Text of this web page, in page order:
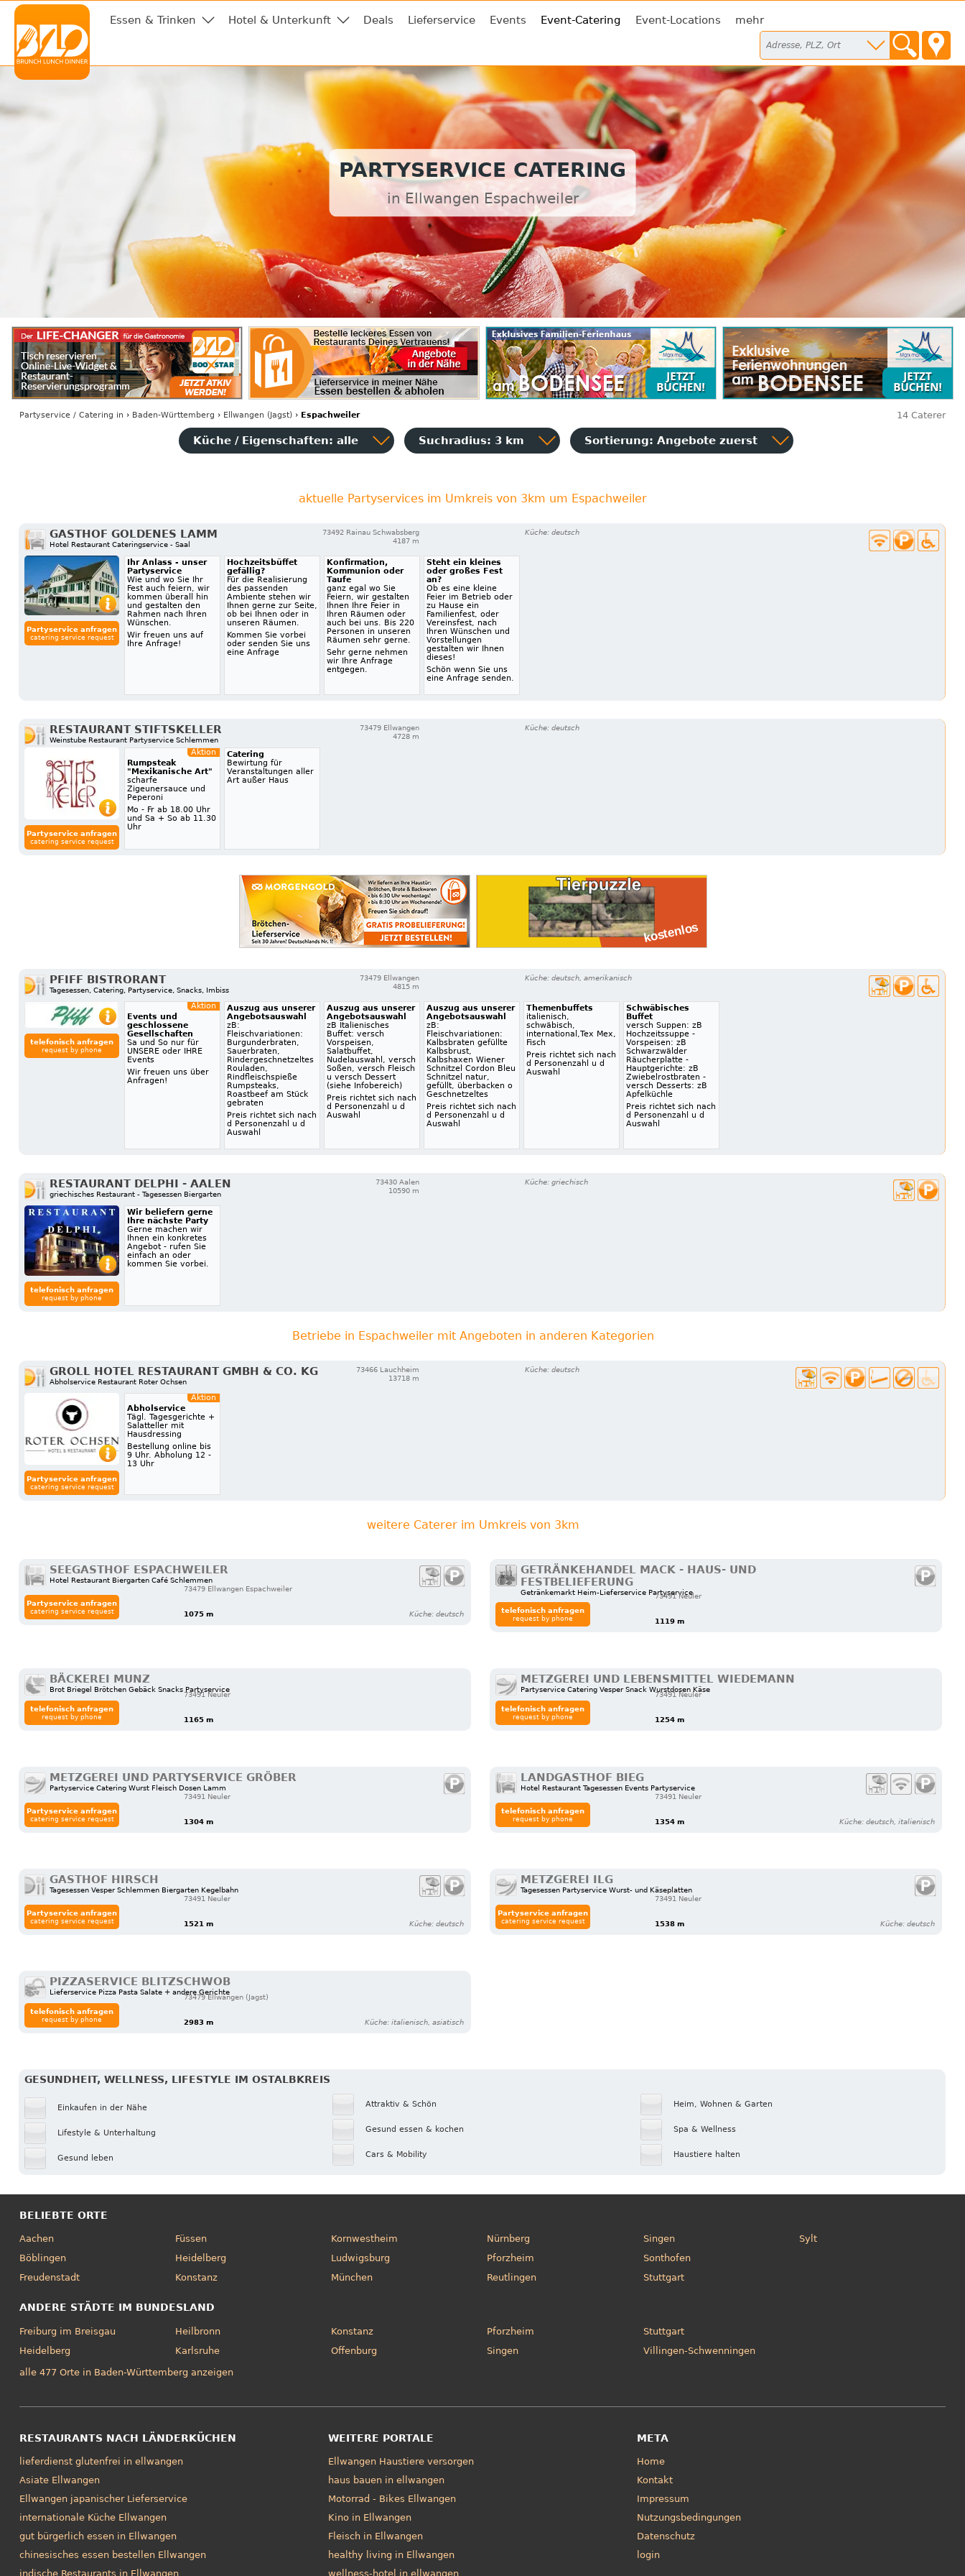
Essen & Trinken Hotel & Unterkunft Deals Lieferservice Events Event-Catering Event-Locations mehr
PARTYSERVICE CATERING
in Ellwangen Espachweiler
Partyservice / Catering in › Baden-Württemberg › Ellwangen (Jagst)› Espachweiler 14 Caterer
Küche / Eigenschaften: alle Suchradius: 3 km Sortierung: Angebote zuerst
aktuelle Partyservices im Umkreis von 3km um Espachweiler
GASTHOF GOLDENES LAMM
Hotel Restaurant Cateringservice - Saal
73492 Rainau Schwabsberg
4187 m
Küche: deutsch
Partyservice anfragen
catering service request
Ihr Anlass - unser
Partyservice
Wie und wo Sie Ihr
Fest auch feiern, wir
kommen überall hin
und gestalten den
Rahmen nach Ihren
Wünschen.
Wir freuen uns auf
Ihre Anfrage!
Hochzeitsbüffet
gefällig?
Für die Realisierung
des passenden
Ambiente stehen wir
Ihnen gerne zur Seite,
ob bei Ihnen oder in
unseren Räumen.
Kommen Sie vorbei
oder senden Sie uns
eine Anfrage
Konfirmation,
Kommunion oder
Taufe
ganz egal wo Sie
Feiern, wir gestalten
Ihnen Ihre Feier in
Ihren Räumen oder
auch bei uns. Bis 220
Personen in unseren
Räumen sehr gerne.
Sehr gerne nehmen
wir Ihre Anfrage
entgegen.
Steht ein kleines
oder großes Fest
an?
Ob es eine kleine
Feier im Betrieb oder
zu Hause ein
Familienfest, oder
Vereinsfest, nach
Ihren Wünschen und
Vorstellungen
gestalten wir Ihnen
dieses!
Schön wenn Sie uns
eine Anfrage senden.
RESTAURANT STIFTSKELLER
Weinstube Restaurant Partyservice Schlemmen
73479 Ellwangen
4728 m
Küche: deutsch
Partyservice anfragen
catering service request
Aktion
Rumpsteak
"Mexikanische Art"
scharfe
Zigeunersauce und
Peperoni
Mo - Fr ab 18.00 Uhr
und Sa + So ab 11.30
Uhr
Catering
Bewirtung für
Veranstaltungen aller
Art außer Haus
PFIFF BISTRORANT
Tagesessen, Catering, Partyservice, Snacks, Imbiss
73479 Ellwangen
4815 m
Küche: deutsch, amerikanisch
telefonisch anfragen
request by phone
Aktion
Events und
geschlossene
Gesellschaften
Sa und So nur für
UNSERE oder IHRE
Events
Wir freuen uns über
Anfragen!
Auszug aus unserer
Angebotsauswahl
zB:
Fleischvariationen:
Burgunderbraten,
Sauerbraten,
Rindergeschnetzeltes
Rouladen,
Rindfleischspieße
Rumpsteaks,
Roastbeef am Stück
gebraten
Preis richtet sich nach
d Personenzahl u d
Auswahl
Auszug aus unserer
Angebotsauswahl
zB Italienisches
Buffet: versch
Vorspeisen,
Salatbuffet,
Nudelauswahl, versch
Soßen, versch Fleisch
u versch Dessert
(siehe Infobereich)
Preis richtet sich nach
d Personenzahl u d
Auswahl
Auszug aus unserer
Angebotsauswahl
zB:
Fleischvariationen:
Kalbsbraten gefüllte
Kalbsbrust,
Kalbshaxen Wiener
Schnitzel Cordon Bleu
Schnitzel natur,
gefüllt, überbacken o
Geschnetzeltes
Preis richtet sich nach
d Personenzahl u d
Auswahl
Themenbuffets
italienisch,
schwäbisch,
international,Tex Mex,
Fisch
Preis richtet sich nach
d Personenzahl u d
Auswahl
Schwäbisches
Buffet
versch Suppen: zB
Hochzeitssuppe -
Vorspeisen: zB
Schwarzwälder
Räucherplatte -
Hauptgerichte: zB
Zwiebelrostbraten -
versch Desserts: zB
Apfelküchle
Preis richtet sich nach
d Personenzahl u d
Auswahl
RESTAURANT DELPHI - AALEN
griechisches Restaurant - Tagesessen Biergarten
73430 Aalen
10590 m
Küche: griechisch
telefonisch anfragen
request by phone
Wir beliefern gerne
Ihre nächste Party
Gerne machen wir
Ihnen ein konkretes
Angebot - rufen Sie
einfach an oder
kommen Sie vorbei.
Betriebe in Espachweiler mit Angeboten in anderen Kategorien
GROLL HOTEL RESTAURANT GMBH & CO. KG
Abholservice Restaurant Roter Ochsen
73466 Lauchheim
13718 m
Küche: deutsch
Partyservice anfragen
catering service request
Aktion
Abholservice
Tägl. Tagesgerichte +
Salatteller mit
Hausdressing
Bestellung online bis
9 Uhr. Abholung 12 -
13 Uhr
weitere Caterer im Umkreis von 3km
SEEGASTHOF ESPACHWEILER
Hotel Restaurant Biergarten Café Schlemmen
73479 Ellwangen Espachweiler
1075 m Küche: deutsch
Partyservice anfragen
catering service request
GETRÄNKEHANDEL MACK - HAUS- UND
FESTBELIEFERUNG
Getränkemarkt Heim-Lieferservice Partyservice
73491 Neuler
1119 m
telefonisch anfragen
request by phone
BÄCKEREI MUNZ
Brot Briegel Brötchen Gebäck Snacks Partyservice
73491 Neuler
1165 m
telefonisch anfragen
request by phone
METZGEREI UND LEBENSMITTEL WIEDEMANN
Partyservice Catering Vesper Snack Wurstdosen Käse
73491 Neuler
1254 m
telefonisch anfragen
request by phone
METZGEREI UND PARTYSERVICE GRÖBER
Partyservice Catering Wurst Fleisch Dosen Lamm
73491 Neuler
1304 m
Partyservice anfragen
catering service request
LANDGASTHOF BIEG
Hotel Restaurant Tagesessen Events Partyservice
73491 Neuler
1354 m Küche: deutsch, italienisch
telefonisch anfragen
request by phone
GASTHOF HIRSCH
Tagesessen Vesper Schlemmen Biergarten Kegelbahn
73491 Neuler
1521 m Küche: deutsch
Partyservice anfragen
catering service request
METZGEREI ILG
Tagesessen Partyservice Wurst- und Käseplatten
73491 Neuler
1538 m Küche: deutsch
Partyservice anfragen
catering service request
PIZZASERVICE BLITZSCHWOB
Lieferservice Pizza Pasta Salate + andere Gerichte
73479 Ellwangen (Jagst)
2983 m Küche: italienisch, asiatisch
telefonisch anfragen
request by phone
GESUNDHEIT, WELLNESS, LIFESTYLE IM OSTALBKREIS
Einkaufen in der Nähe
Lifestyle & Unterhaltung
Gesund leben
Attraktiv & Schön
Gesund essen & kochen
Cars & Mobility
Heim, Wohnen & Garten
Spa & Wellness
Haustiere halten
BELIEBTE ORTE
Aachen
Böblingen
Freudenstadt
Füssen
Heidelberg
Konstanz
Kornwestheim
Ludwigsburg
München
Nürnberg
Pforzheim
Reutlingen
Singen
Sonthofen
Stuttgart
Sylt
ANDERE STÄDTE IM BUNDESLAND
Freiburg im Breisgau
Heidelberg
Heilbronn
Karlsruhe
Konstanz
Offenburg
Pforzheim
Singen
Stuttgart
Villingen-Schwenningen
alle 477 Orte in Baden-Württemberg anzeigen
RESTAURANTS NACH LÄNDERKÜCHEN
lieferdienst glutenfrei in ellwangen
Asiate Ellwangen
Ellwangen japanischer Lieferservice
internationale Küche Ellwangen
gut bürgerlich essen in Ellwangen
chinesisches essen bestellen Ellwangen
indische Restaurants in Ellwangen
WEITERE PORTALE
Ellwangen Haustiere versorgen
haus bauen in ellwangen
Motorrad - Bikes Ellwangen
Kino in Ellwangen
Fleisch in Ellwangen
healthy living in Ellwangen
wellness-hotel in ellwangen
META
Home
Kontakt
Impressum
Nutzungsbedingungen
Datenschutz
login